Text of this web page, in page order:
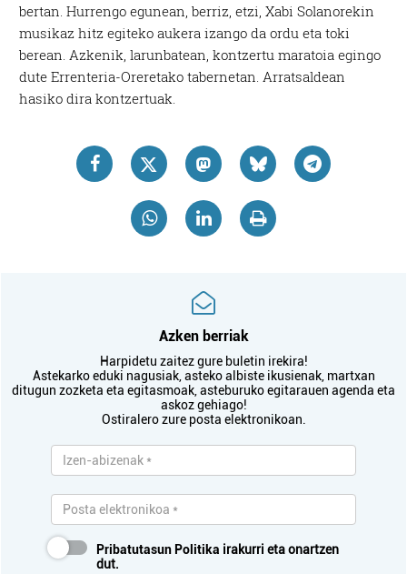
bertan. Hurrengo egunean, berriz, etzi, Xabi Solanorekin
musikaz hitz egiteko aukera izango da ordu eta toki
berean. Azkenik, larunbatean, kontzertu maratoia egingo
dute Errenteria-Oreretako tabernetan. Arratsaldean
hasiko dira kontzertuak.
Azken berriak
Harpidetu zaitez gure buletin irekira!
Astekarko eduki nagusiak, asteko albiste ikusienak, martxan
ditugun zozketa eta egitasmoak, asteburuko egitarauen agenda eta
askoz gehiago!
Ostiralero zure posta elektronikoan.
Pribatutasun Politika irakurri eta onartzen
dut.